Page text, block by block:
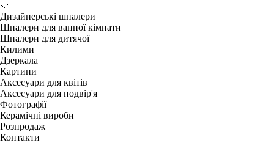
Дизайнерські шпалери
Шпалери для ванної кімнати
Шпалери для дитячої
Килими
Дзеркала
Картини
Аксесуари для квітів
Аксесуари для подвір'я
Фотографії
Керамічні вироби
Розпродаж
Контакти